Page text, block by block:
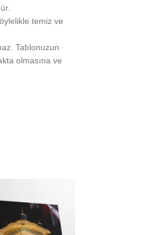
temiz ve
Tablonuzun
olmasına ve